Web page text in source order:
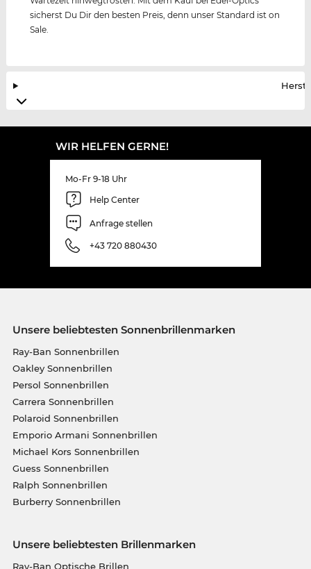
sicherst Du Dir den besten Preis, denn unser Standard ist on
Sale.
WIR HELFEN GERNE!
Mo-Fr 9-18 Uhr
Help Center
Anfrage stellen
+43 720 880430
Unsere beliebtesten Sonnenbrillenmarken
Ray-Ban Sonnenbrillen
Oakley Sonnenbrillen
Persol Sonnenbrillen
Carrera Sonnenbrillen
Polaroid Sonnenbrillen
Emporio Armani Sonnenbrillen
Michael Kors Sonnenbrillen
Guess Sonnenbrillen
Ralph Sonnenbrillen
Burberry Sonnenbrillen
Unsere beliebtesten Brillenmarken
Ray-Ban Optische Brillen